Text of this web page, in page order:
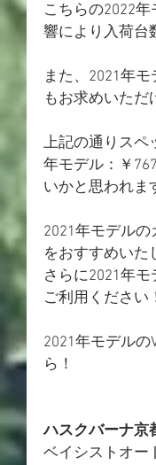
こちらの2022
響により入荷台
また、2021年
もお求めいただ
上記の通りスペ
年モデル：￥
いかと思われま
2021年モデル
をおすすめいた
さらに2021年モ
ご利用ください
2021年モデルの
ら！
ハスクバーナ京
ベイシストオー